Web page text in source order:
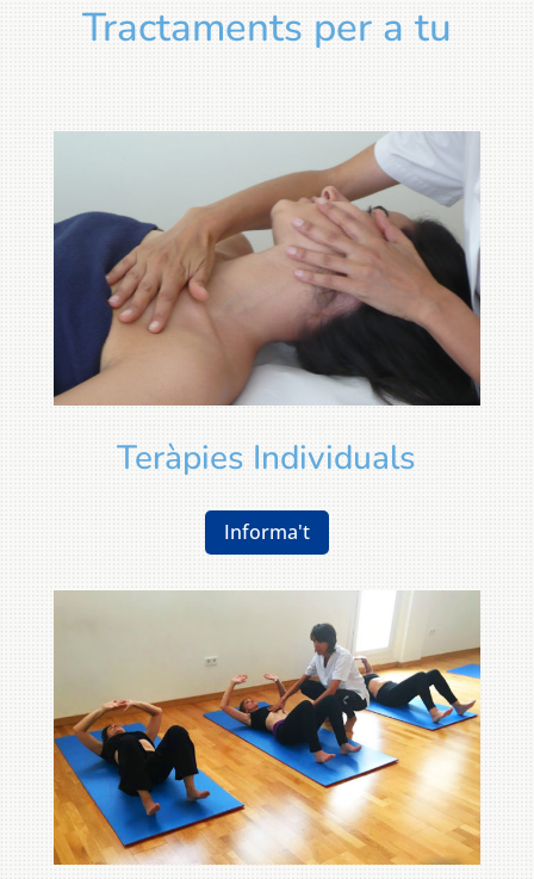
Tractaments per a tu
Teràpies Individuals
Informa't